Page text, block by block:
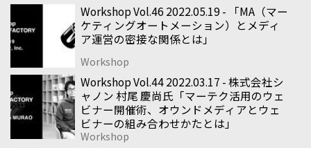
Workshop Vol.46 2022.05.19 - 「MA（マー
ケティングオートメーション）とメディ
ア運営の密接な関係とは」
Workshop
Workshop Vol.44 2022.03.17 - 株式会社シ
ャノン 村尾 慶尚氏「マーテク活用のウェ
ビナー開催術、オウンドメディアとウェ
ビナーの組み合わせかたとは」
Workshop